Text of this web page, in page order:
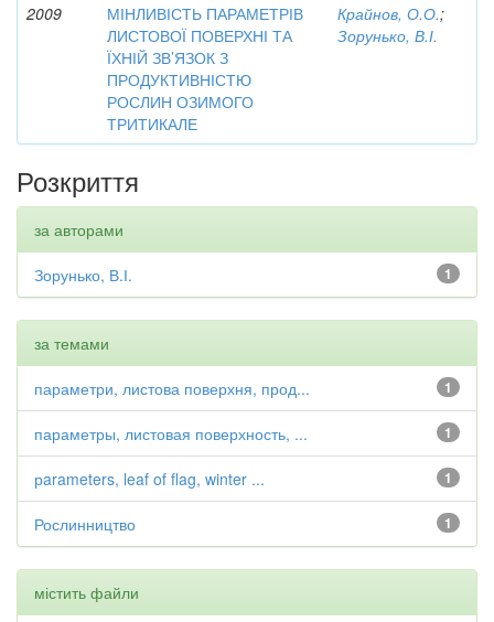
2009
МІНЛИВІСТЬ ПАРАМЕТРІВ
ЛИСТОВОЇ ПОВЕРХНІ ТА
ЇХНІЙ ЗВ’ЯЗОК З
ПРОДУКТИВНІСТЮ
РОСЛИН ОЗИМОГО
ТРИТИКАЛЕ
Крайнов, О.О.;
Зорунько, В.І.
Розкриття
за авторами
1
Зорунько, В.І.
за темами
1
параметри, листова поверхня, прод...
1
параметры, листовая поверхность, ...
1
рarameters, leaf of flag, winter ...
1
Рослинництво
містить файли